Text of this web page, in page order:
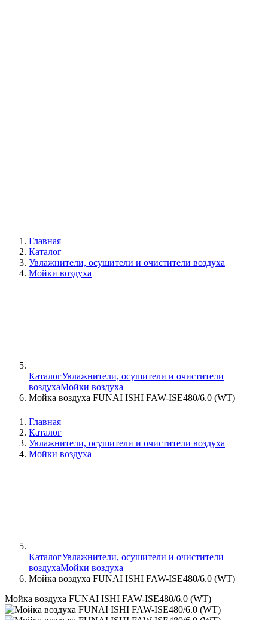
Главная
Каталог
Увлажнители, осушители и очистители воздуха
Мойки воздуха
КаталогУвлажнители, осушители и очистители
воздухаМойки воздуха
Мойка воздуха FUNAI ISHI FAW-ISE480/6.0 (WT)
Главная
Каталог
Увлажнители, осушители и очистители воздуха
Мойки воздуха
КаталогУвлажнители, осушители и очистители
воздухаМойки воздуха
Мойка воздуха FUNAI ISHI FAW-ISE480/6.0 (WT)
Мойка воздуха FUNAI ISHI FAW-ISE480/6.0 (WT)